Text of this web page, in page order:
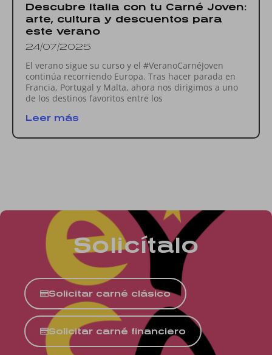
Descubre Italia con tu Carné Joven:
arte, cultura y descuentos para
este verano
24/07/2025
El verano sigue su curso y el #VeranoCarnéJoven
continúa recorriendo Europa. Tras hacer parada en
Francia, Portugal y Malta, ahora nos dirigimos a uno
de los destinos favoritos entre los
Leer más
Solicítalo
Solicitar carné clásico
Solicitar carné financiero